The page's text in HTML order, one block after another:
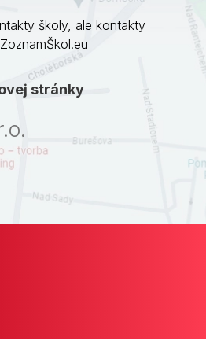
školy, ale kontakty
stránky